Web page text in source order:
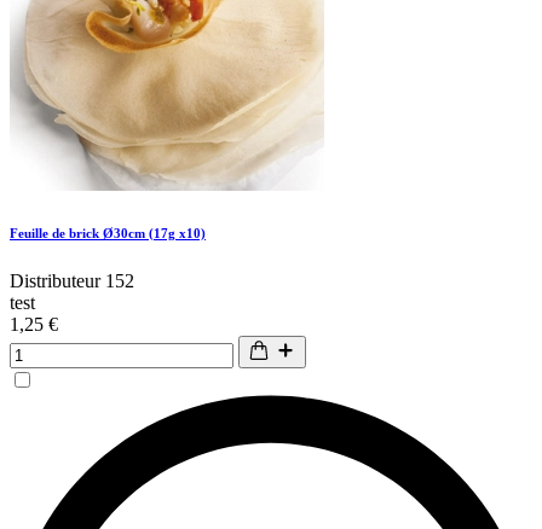
Feuille de brick Ø30cm (17g x10)
Distributeur 152
test
1,25 €